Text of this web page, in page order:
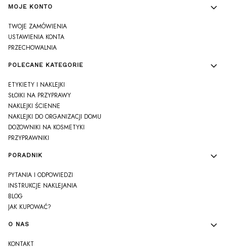
MOJE KONTO
TWOJE ZAMÓWIENIA
USTAWIENIA KONTA
PRZECHOWALNIA
POLECANE KATEGORIE
ETYKIETY I NAKLEJKI
SŁOIKI NA PRZYPRAWY
NAKLEJKI ŚCIENNE
NAKLEJKI DO ORGANIZACJI DOMU
DOZOWNIKI NA KOSMETYKI
PRZYPRAWNIKI
PORADNIK
PYTANIA I ODPOWIEDZI
INSTRUKCJE NAKLEJANIA
BLOG
JAK KUPOWAĆ?
O NAS
KONTAKT